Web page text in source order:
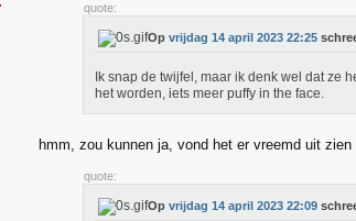
quote:
Op vrijdag 14 april 2023 22:25
Ik snap de twijfel, maar ik denk wel dat ze
het worden, iets meer puffy in the face.
hmm, zou kunnen ja, vond het er vreemd uit zien
quote:
Op vrijdag 14 april 2023 22:09